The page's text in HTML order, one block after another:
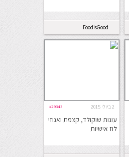
FoodisGood
2 ביולי 2015 #29343
עוגות שוקולד, קצפת ואגוזי
לוז אישיות